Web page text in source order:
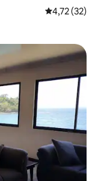
Évaluation
4,72 (32)